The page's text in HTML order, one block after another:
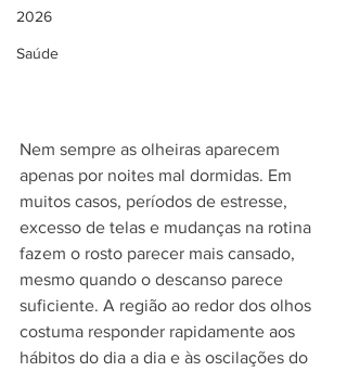
2026
Saúde
Nem sempre as olheiras aparecem
apenas por noites mal dormidas. Em
muitos casos, períodos de estresse,
excesso de telas e mudanças na rotina
fazem o rosto parecer mais cansado,
mesmo quando o descanso parece
suficiente. A região ao redor dos olhos
costuma responder rapidamente aos
hábitos do dia a dia e às oscilações do